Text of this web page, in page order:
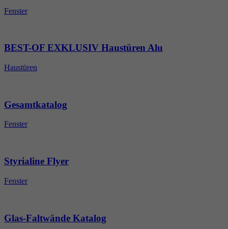
Fenster
BEST-OF EXKLUSIV Haustüren Alu
Haustüren
Gesamtkatalog
Fenster
Styrialine Flyer
Fenster
Glas-Faltwände Katalog